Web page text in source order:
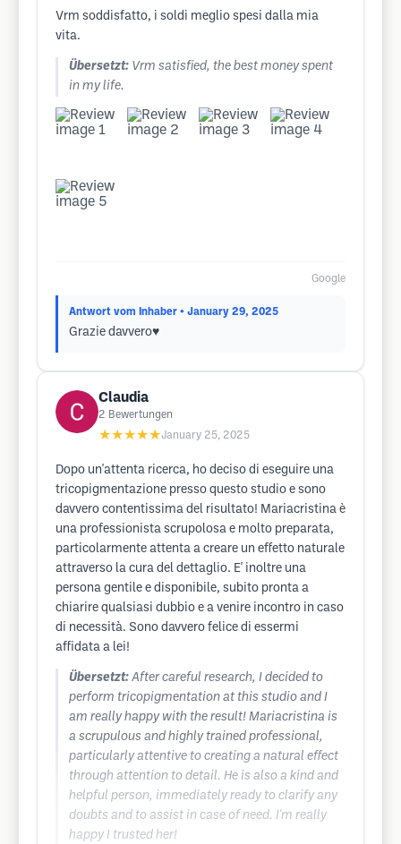
Vrm soddisfatto, i soldi meglio spesi dalla mia
vita.
Übersetzt: Vrm satisfied, the best money spent
in my life.
Google
Antwort vom Inhaber • January 29, 2025
Grazie davvero♥️
Claudia
2 Bewertungen
★★★★★January 25, 2025
Dopo un'attenta ricerca, ho deciso di eseguire una
tricopigmentazione presso questo studio e sono
davvero contentissima del risultato! Mariacristina è
una professionista scrupolosa e molto preparata,
particolarmente attenta a creare un effetto naturale
attraverso la cura del dettaglio. E' inoltre una
persona gentile e disponibile, subito pronta a
chiarire qualsiasi dubbio e a venire incontro in caso
di necessità. Sono davvero felice di essermi
affidata a lei!
Übersetzt: After careful research, I decided to
perform tricopigmentation at this studio and I
am really happy with the result! Mariacristina is
a scrupulous and highly trained professional,
particularly attentive to creating a natural effect
through attention to detail. He is also a kind and
helpful person, immediately ready to clarify any
doubts and to assist in case of need. I'm really
happy I trusted her!